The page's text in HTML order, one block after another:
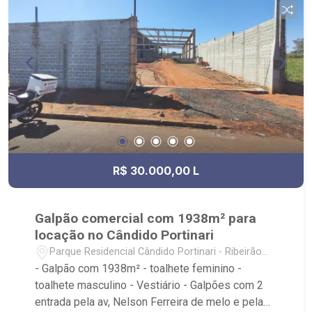
R$ 30.000,00 L
Galpão comercial com 1938m² para
locação no Cândido Portinari
Parque Residencial Cândido Portinari - Ribeirão
Preto/SP
- Galpão com 1938m² - toalhete feminino -
toalhete masculino - Vestiário - Galpões com 2
entrada pela av, Nelson Ferreira de melo e pela